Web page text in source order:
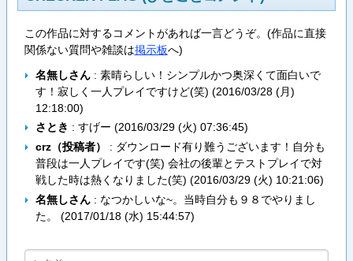
この作品に対するコメントがあれば一言どうぞ。(作品に直接
関係ない質問や雑談は掲示板へ)
名無しさん: 素晴らしい！シンプルかつ奥深くて面白いで
す！寂しく一人プレイですけど(笑) (2016/03/28 (月)
12:18:00)
さとき : すげー (2016/03/29 (火) 07:36:45)
crz（投稿者）
: ダウンロード有り難うございます！自分も
普段は一人プレイです(笑) 会社の後輩とテストプレイで対
戦した時は熱くなりました(笑) (2016/03/29 (火) 10:21:06)
名無しさん: なつかしいな~。当時自分も９８でやりまし
た。 (2017/01/18 (水) 15:44:57)